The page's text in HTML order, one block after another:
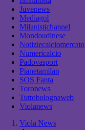
Juvenews
Mediagol
Milanistichannel
Mondoudinese
Notiziecalciomercato
Numericalcio
Padovasport
Pianetamilan
SOS Fanta
Toronews
Tuttobolognaweb
Violanews
Viola News